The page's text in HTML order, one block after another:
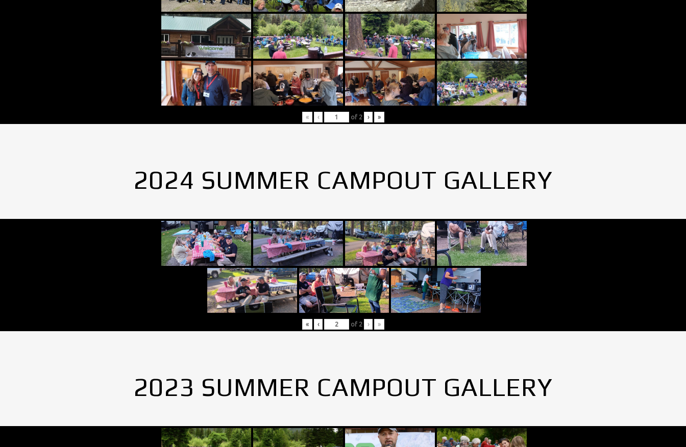
« ‹ of 2 › »
2024 SUMMER CAMPOUT GALLERY
« ‹ of 2 › »
2023 SUMMER CAMPOUT GALLERY